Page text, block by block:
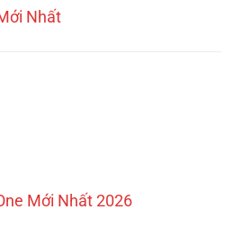
Nhất
Mới Nhất 2026